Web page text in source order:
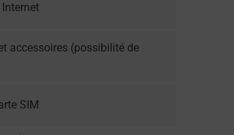
accessoires (possibilité de
SIM